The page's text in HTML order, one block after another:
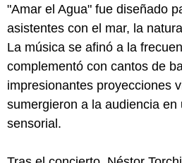
"Amar el Agua" fue diseñado
asistentes con el mar, la
La música se afinó a la
complementó con cantos de
impresionantes proyecciones
sumergieron a la audiencia en
sensorial.